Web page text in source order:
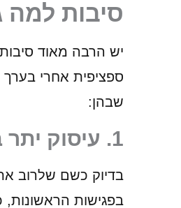
סיבות למה
יש הרבה מאוד
ספציפית אחרי
שבהן:
1. עיסוק יתר
בדיוק כשם שלרוב
בפגישות